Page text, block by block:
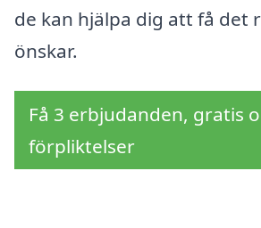
de kan hjälpa dig att få det
önskar.
Få 3 erbjudanden, gratis
förpliktelser